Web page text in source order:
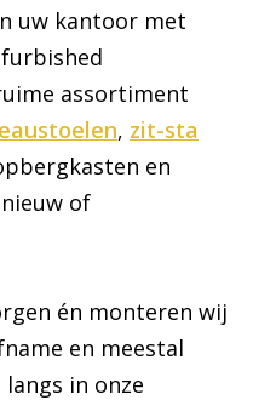
uw kantoor met
assortiment
, zit-sta
en
of
én monteren wij
en meestal
in onze